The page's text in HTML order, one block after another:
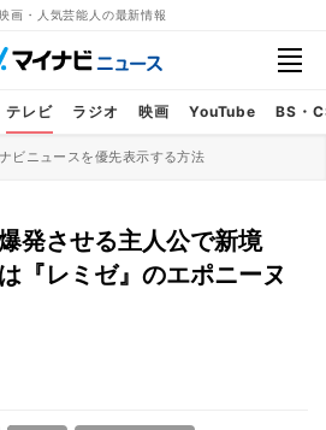
画・人気芸能人の最新情報
テレビ ラジオ 映画 YouTube BS・
ビニュースを優先表示する方法
発させる主人公で新境
『レミゼ』のエポニーヌ